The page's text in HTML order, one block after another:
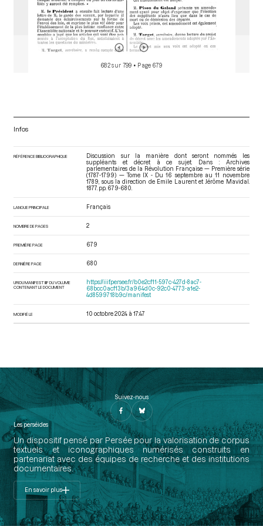
682 sur 799 • Page 679
Infos
RÉFÉRENCE BIBLIOGRAPHIQUE
Discussion sur la manière dont seront nommés les
suppléants et décret à ce sujet. Dans : Archives
parlementaires de la Révolution Française — Première série
(1787-1799) — Tome IX - Du 16 septembre au 11 novembre
1789 , sous la direction de Emile Laurent et Jérôme Mavidal.
1877. pp. 679-680.
LANGUE PRINCIPALE Français
NOMBRE DE PAGES 2
PREMIÈRE PAGE 679
DERNIÈRE PAGE 680
URI DU MANIFEST IIIF DU VOLUME
CONTENANT LE DOCUMENT
https://iiif.persee.fr/b0e2cf11-597c-427d-8ac7-
68bcc0acf13b/3a964d0c-92c0-4773-a1e2-
4d8599718b9c/manifest
MODIFIÉ LE 10 octobre 2024 à 17:47
Suivez-nous
Les perséides
Un dispositif pensé par Persée pour la valorisation de corpus
textuels et iconographiques numérisés construits en
partenariat avec des équipes de recherche et des institutions
documentaires.
En savoir plus